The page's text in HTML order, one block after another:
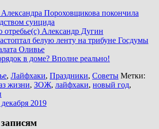
Пороховщикова покончила
суицида
отребье(c) Александр Дугин
белую ленту на трибуне Госдумы
Оливье
в доме? Вполне реально!
, Лайфхаки, Праздники, Советы Метки:
жизни, ЗОЖ, лайфхаки, новый год,
декабря 2019